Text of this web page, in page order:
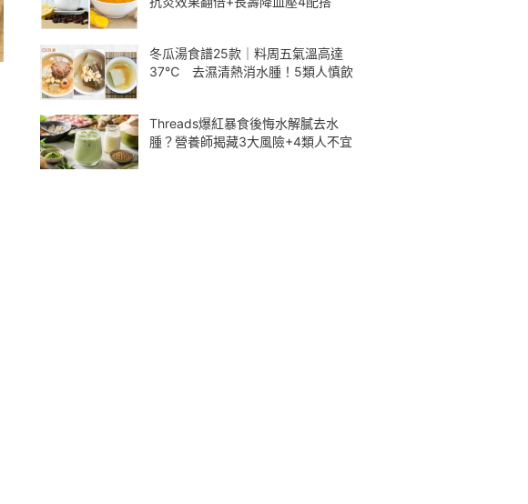
冬瓜湯食譜25款｜料周五氣溫高達
37℃ 去濕清熱消水腫！5類人慎飲
Threads爆紅暴食後悔水解膩去水
腫？營養師揭藏3大風險+4類人不宜